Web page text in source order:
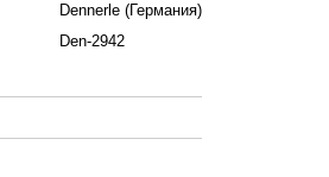
Dennerle (Германия)
Den-2942